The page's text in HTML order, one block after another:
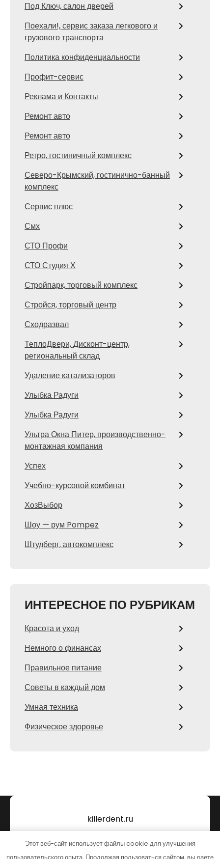
Под Ключ, салон дверей
Поехали!, сервис заказа легкового и
грузового транспорта
Политика конфиденциальности
Профит-сервис
Реклама и Контакты
Ремонт авто
Ремонт авто
Ретро, гостиничный комплекс
Северо-Крымский, гостинично-банный
комплекс
Сервис плюс
Смх
СТО Профи
СТО Студия Х
Стройпарк, торговый комплекс
Стройся, торговый центр
Сходразвал
ТеплоДвери, Дисконт-центр,
региональный склад
Удаление катализаторов
Улыбка Радуги
Улыбка Радуги
Ультра Окна Питер, производственно-
монтажная компания
Успех
Учебно-курсовой комбинат
ХозВыбор
Шоу — рум Pompez
Штудберг, автокомплекс
ИНТЕРЕСНОЕ ПО РУБРИКАМ
Красота и уход
Немного о финансах
Правильное питание
Советы в каждый дом
Умная техника
Физическое здоровье
killerdent.ru
Тема от Grace Themes
Этот веб-сайт использует файлы cookie для улучшения